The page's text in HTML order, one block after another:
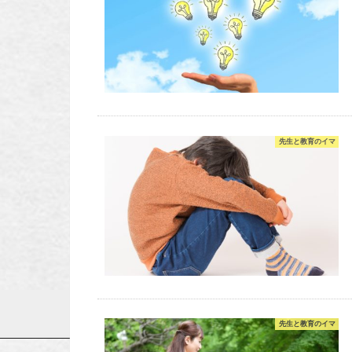
先生と教育のイマ
先生と教育のイマ